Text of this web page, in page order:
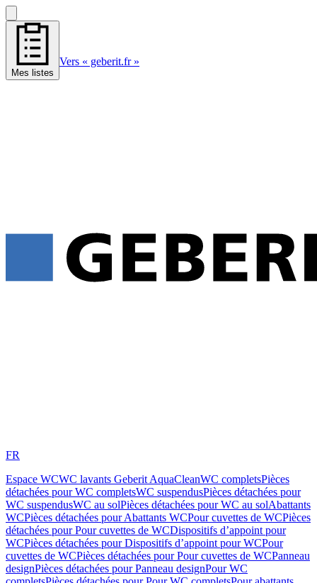
Mes listes
Vers « geberit.fr »
FR
Espace WCWC lavants Geberit AquaCleanWC completsPièces
détachées pour WC completsWC suspendusPièces détachées pour
WC suspendusWC au solPièces détachées pour WC au solAbattants
WCPièces détachées pour Abattants WCPour cuvettes de WCPièces
détachées pour Pour cuvettes de WCDispositifs d’appoint pour
WCPièces détachées pour Dispositifs d’appoint pour WCPour
cuvettes de WCPièces détachées pour Pour cuvettes de WCPanneau
designPièces détachées pour Panneau designPour WC